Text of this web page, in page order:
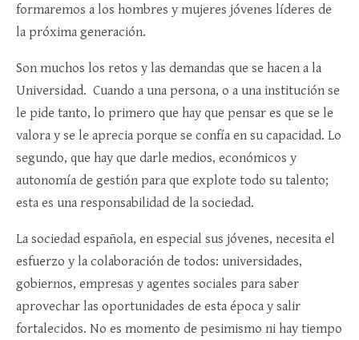
formaremos a los hombres y mujeres jóvenes líderes de
la próxima generación.
Son muchos los retos y las demandas que se hacen a la
Universidad. Cuando a una persona, o a una institución se
le pide tanto, lo primero que hay que pensar es que se le
valora y se le aprecia porque se confía en su capacidad. Lo
segundo, que hay que darle medios, económicos y
autonomía de gestión para que explote todo su talento;
esta es una responsabilidad de la sociedad.
La sociedad española, en especial sus jóvenes, necesita el
esfuerzo y la colaboración de todos: universidades,
gobiernos, empresas y agentes sociales para saber
aprovechar las oportunidades de esta época y salir
fortalecidos. No es momento de pesimismo ni hay tiempo